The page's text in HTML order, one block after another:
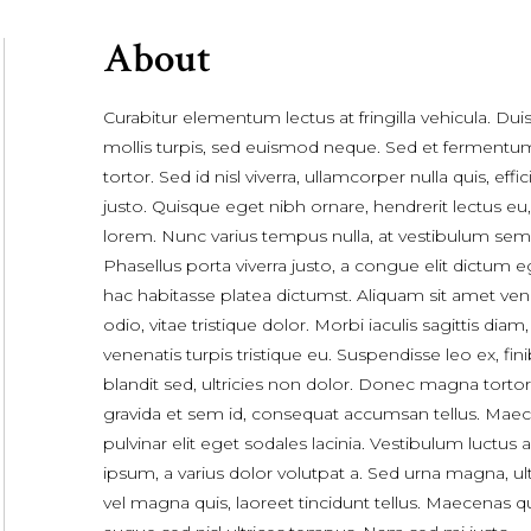
About
Curabitur elementum lectus at fringilla vehicula.
mollis turpis, sed euismod neque. Sed et
tortor. Sed id nisl viverra, ullamcorper nulla quis,
justo. Quisque eget nibh ornare, hendrerit lectus
lorem. Nunc varius tempus nulla, at vestibulum
Phasellus porta viverra justo, a congue elit dictum
hac habitasse platea dictumst. Aliquam sit amet
odio, vitae tristique dolor. Morbi iaculis sagittis
venenatis turpis tristique eu. Suspendisse leo ex,
blandit sed, ultricies non dolor. Donec magna
gravida et sem id, consequat accumsan tellus.
pulvinar elit eget sodales lacinia. Vestibulum luctus
ipsum, a varius dolor volutpat a. Sed urna magna,
vel magna quis, laoreet tincidunt tellus. Maecenas